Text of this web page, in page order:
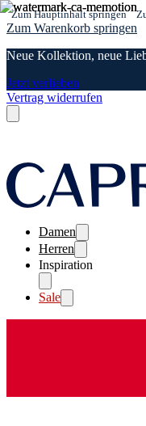
Zum Hauptinhalt springen
Zum Warenkorb springen
Neue Kollektion, neue
Jetzt verlieben
Vertrag widerrufen
Damen
Herren
Inspiration
Sale